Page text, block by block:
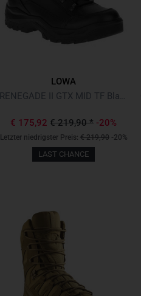
LOWA
€ 175,92€ 219,90* -20%
Letzter niedrigster Preis: € 219,90-20%
LAST CHANCE